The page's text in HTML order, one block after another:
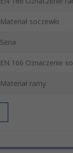
Materiał soczewki
Seria
EN 166 Oznaczenie
Materiał ramy